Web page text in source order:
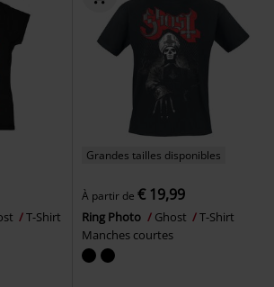
T-Shirt
Grandes tailles disponibles
À partir de € 19,99
Ring Photo Ghost
T-Shirt
Manches courtes